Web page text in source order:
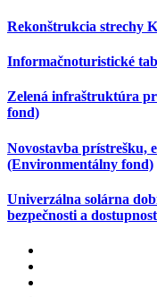
Rekonštrukcia strechy
Informačnoturistické
Zelená infraštruktúra
fond)
Novostavba prístrešku,
(Environmentálny fond)
Univerzálna solárna
bezpečnosti a